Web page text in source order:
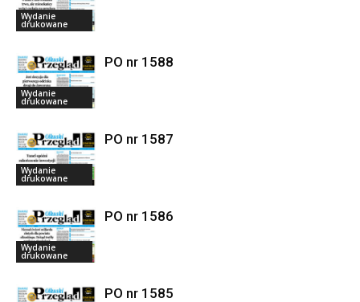
Wydanie
drukowane
Wydanie
drukowane
PO nr 1588
Wydanie
drukowane
PO nr 1587
Wydanie
drukowane
PO nr 1586
PO nr 1585